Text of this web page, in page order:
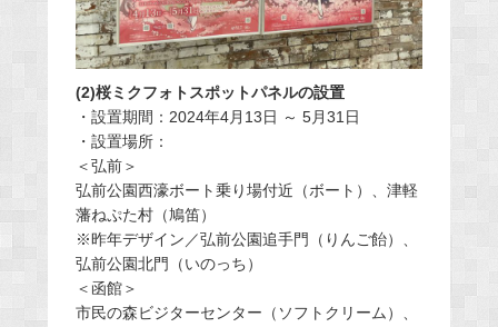
(2)桜ミクフォトスポットパネルの設置
・設置期間：2024年4月13日 ～ 5月31日
・設置場所：
＜弘前＞
弘前公園西濠ボート乗り場付近（ボート）、津軽
藩ねぷた村（鳩笛）
※昨年デザイン／弘前公園追手門（りんご飴）、
弘前公園北門（いのっち）
＜函館＞
市民の森ビジターセンター（ソフトクリーム）、